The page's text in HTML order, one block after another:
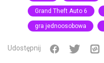
Grand Theft Auto 6
gra jednoosobowa
Udostępnij